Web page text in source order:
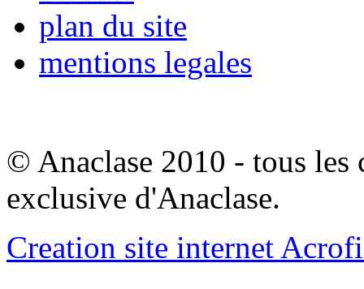
plan du site
mentions legales
© Anaclase 2010 - tous les
exclusive d'Anaclase.
Creation site internet